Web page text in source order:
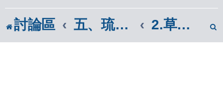
討論區 五、琉璃仙境 2.草本植物區